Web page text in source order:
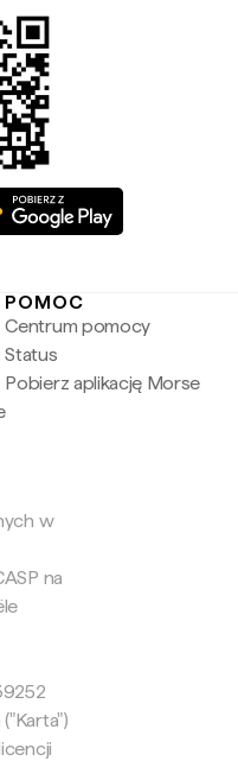
POMOC
Centrum pomocy
Status
Pobierz aplikację Morse
w
na